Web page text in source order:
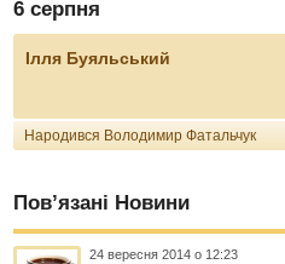
6 серпня
Ілля Буяльський
Народився Володимир Фатальчук
Пов’язані Новини
24 вересня 2014 о 12:23